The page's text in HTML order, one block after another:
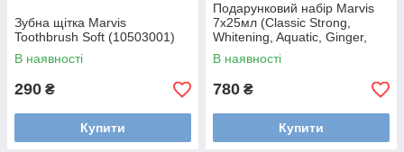
Зубна щітка Marvis
Toothbrush Soft (10503001)
В наявності
290 ₴
Купити
Подарунковий набір Marvis
7x25мл (Classic Strong,
Whitening, Aquatic, Ginger,
Licorice, Jasmin , Cinnamon)
В наявності
780 ₴
Купити